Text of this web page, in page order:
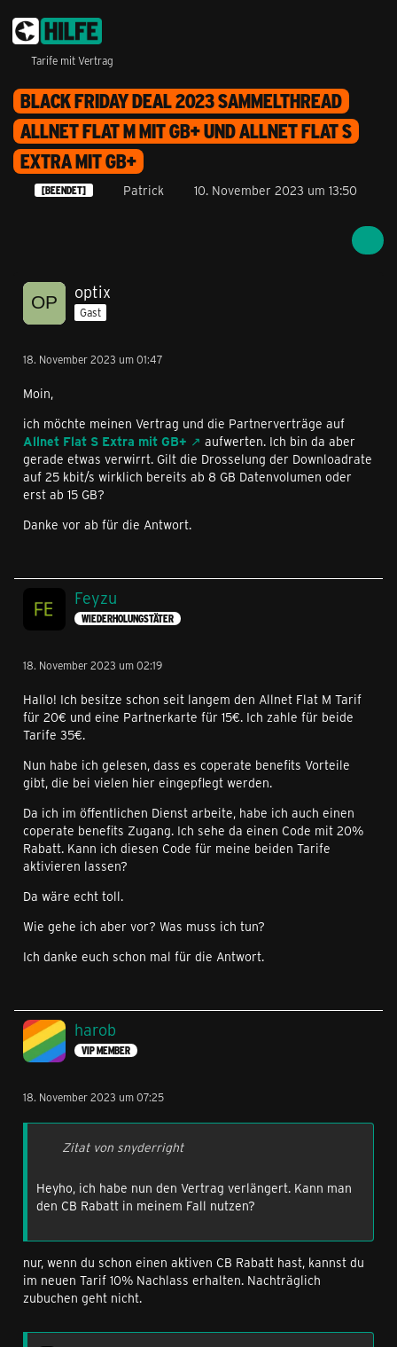
Tarife mit Vertrag
BLACK FRIDAY DEAL 2023 SAMMELTHREAD
ALLNET FLAT M MIT GB+ UND ALLNET FLAT S
EXTRA MIT GB+
[BEENDET] Patrick 10. November 2023 um 13:50
optix
Gast
18. November 2023 um 01:47
Moin,
ich möchte meinen Vertrag und die Partnerverträge auf
Allnet Flat S Extra mit GB+
aufwerten. Ich bin da aber
gerade etwas verwirrt. Gilt die Drosselung der Downloadrate
auf 25 kbit/s wirklich bereits ab 8 GB Datenvolumen oder
erst ab 15 GB?
Danke vor ab für die Antwort.
Feyzu
WIEDERHOLUNGSTÄTER
18. November 2023 um 02:19
Hallo! Ich besitze schon seit langem den Allnet Flat M Tarif
für 20€ und eine Partnerkarte für 15€. Ich zahle für beide
Tarife 35€.
Nun habe ich gelesen, dass es coperate benefits Vorteile
gibt, die bei vielen hier eingepflegt werden.
Da ich im öffentlichen Dienst arbeite, habe ich auch einen
coperate benefits Zugang. Ich sehe da einen Code mit 20%
Rabatt. Kann ich diesen Code für meine beiden Tarife
aktivieren lassen?
Da wäre echt toll.
Wie gehe ich aber vor? Was muss ich tun?
Ich danke euch schon mal für die Antwort.
harob
VIP MEMBER
18. November 2023 um 07:25
Zitat von snyderright
Heyho, ich habe nun den Vertrag verlängert. Kann man
den CB Rabatt in meinem Fall nutzen?
nur, wenn du schon einen aktiven CB Rabatt hast, kannst du
im neuen Tarif 10% Nachlass erhalten. Nachträglich
zubuchen geht nicht.